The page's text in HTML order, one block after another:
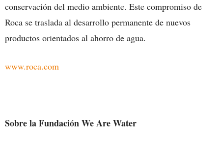
conservación del medio ambiente. Este compromiso de
Roca se traslada al desarrollo permanente de nuevos
productos orientados al ahorro de agua.
www.roca.com
Sobre la Fundación We Are Water